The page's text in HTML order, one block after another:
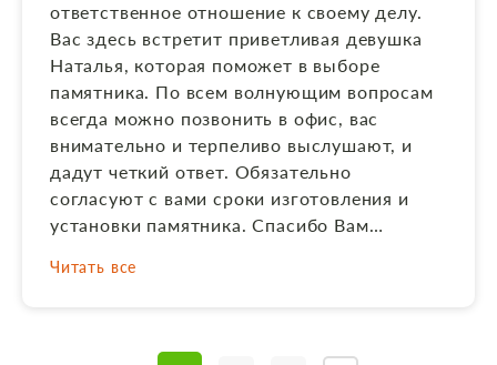
ответственное отношение к своему делу.
Вас здесь встретит приветливая девушка
Наталья, которая поможет в выборе
памятника. По всем волнующим вопросам
всегда можно позвонить в офис, вас
внимательно и терпеливо выслушают, и
дадут четкий ответ. Обязательно
согласуют с вами сроки изготовления и
установки памятника. Спасибо Вам
Читать все